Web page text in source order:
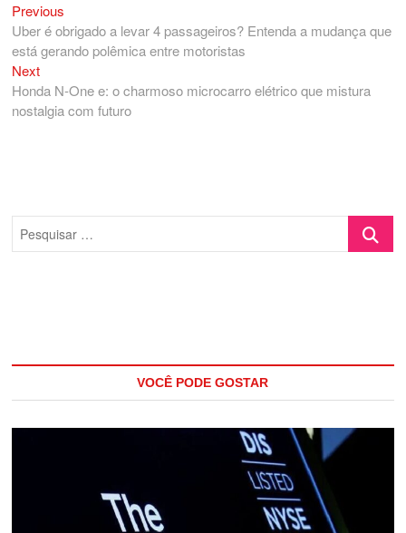
Navegação
de
Post
Previous
post:
Uber é obrigado a levar 4 passageiros? Entenda a mudança que
está gerando polêmica entre motoristas
NextNext
post:
Honda N-One e: o charmoso microcarro elétrico que mistura
nostalgia com futuro
VOCÊ PODE GOSTAR